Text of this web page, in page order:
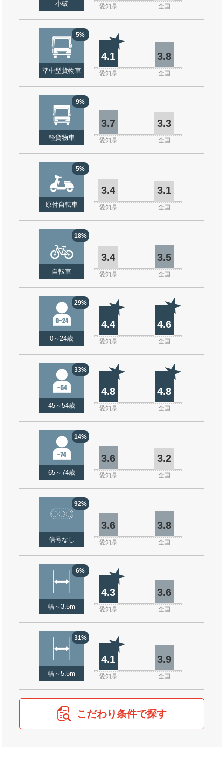
小破 愛知県 全国
5%
準中型貨物車
4.1 3.8
愛知県 全国
9%
軽貨物車
3.7 3.3
愛知県 全国
5%
原付自転車
3.4 3.1
愛知県 全国
18%
自転車
3.4 3.5
愛知県 全国
29%
0～24歳
4.4 4.6
愛知県 全国
33%
45～54歳
4.8 4.8
愛知県 全国
14%
65～74歳
3.6 3.2
愛知県 全国
92%
信号なし
3.6 3.8
愛知県 全国
6%
幅～3.5m
4.3 3.6
愛知県 全国
31%
幅～5.5m
4.1 3.9
愛知県 全国
こだわり条件で探す